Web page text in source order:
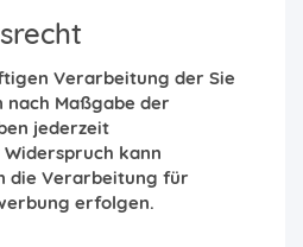
Verarbeitung der Sie
Maßgabe der
jederzeit
kann
die Verarbeitung für
erfolgen.